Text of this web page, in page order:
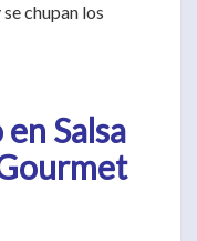
chupan los
Salsa